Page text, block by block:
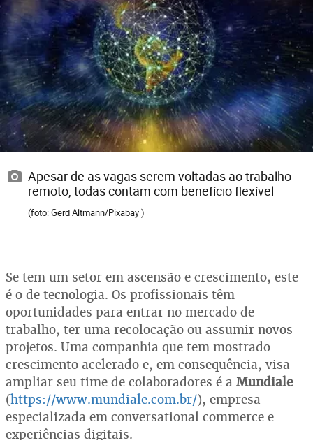
Apesar de as vagas serem voltadas ao trabalho
remoto, todas contam com benefício flexível
(foto: Gerd Altmann/Pixabay )
Se tem um setor em ascensão e crescimento, este
é o de tecnologia. Os profissionais têm
oportunidades para entrar no mercado de
trabalho, ter uma recolocação ou assumir novos
projetos. Uma companhia que tem mostrado
crescimento acelerado e, em consequência, visa
ampliar seu time de colaboradores é a Mundiale
(https://www.mundiale.com.br/), empresa
especializada em conversational commerce e
experiências digitais.